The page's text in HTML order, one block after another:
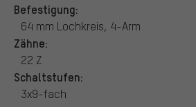
Befestigung:
64 mm Lochkreis, 4-Arm
Zähne:
22 Z
Schaltstufen:
3x9-fach